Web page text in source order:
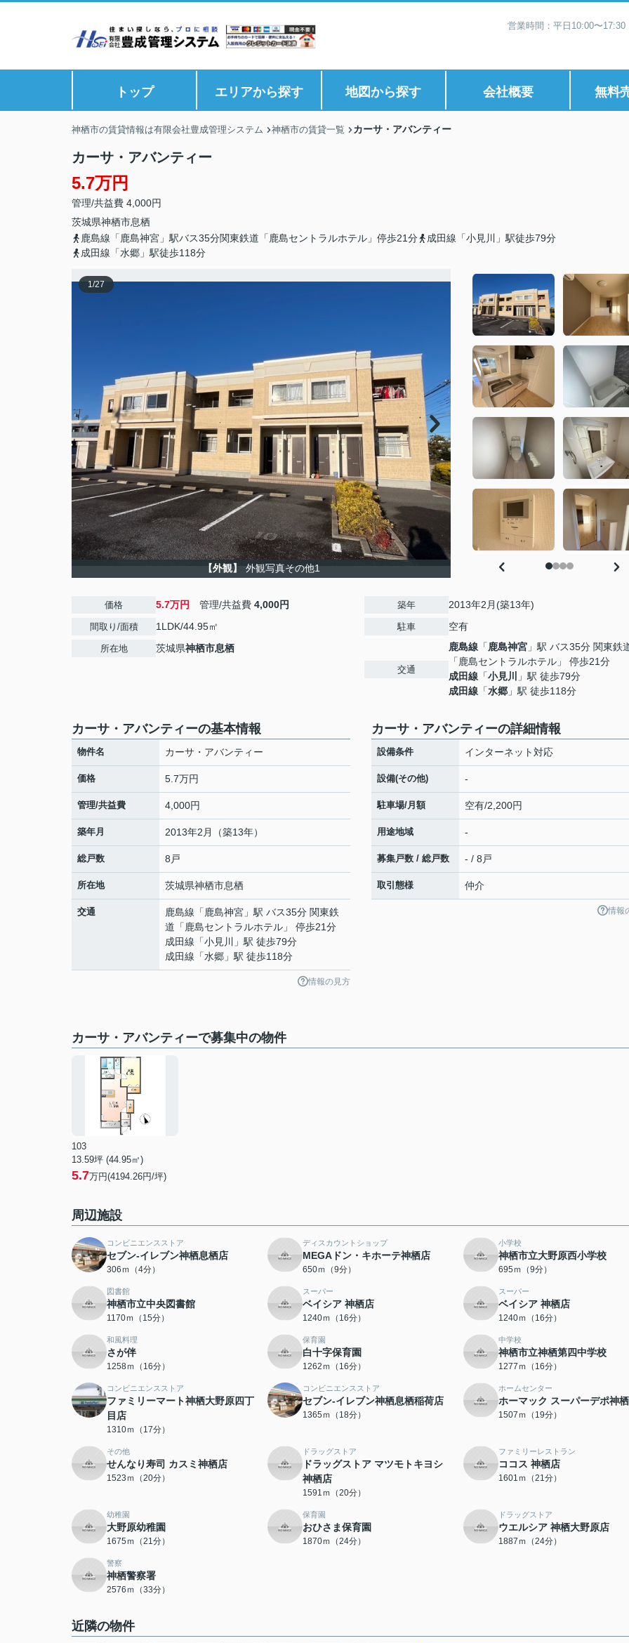
営業時間：平日10:00〜
トップ エリアから探す 地図から探す 会社概要 無料
神栖市の賃貸情報は有限会社豊成管理システム 神栖市の賃貸一覧 カーサ・アバンティー
カーサ・アバンティー
5.7万円
管理/共益費 4,000円
茨城県神栖市息栖
鹿島線「鹿島神宮」駅バス35分関東鉄道「鹿島セントラルホテル」停歩21分
成田線「小見川」駅徒歩79分
成田線「水郷」駅徒歩118分
1/27
【外観】 外観写真その他1
価格 5.7万円 管理/共益費 4,000円
間取り/面積 1LDK/44.95㎡
所在地 茨城県神栖市息栖
築年 2013年2月(築13年)
駐車 空有
交通
鹿島線 「 鹿島神宮 」駅 バス35分 関東鉄
「鹿島セントラルホテル」 停歩21分
成田線 「小見川
」駅 徒歩79分
成田線 「水郷 」駅 徒歩118分
カーサ・アバンティーの基本情報
物件名 カーサ・アバンティー
価格 5.7万円
管理/共益費 4,000円
築年月 2013年2月（築13年）
総戸数 8戸
所在地 茨城県神栖市息栖
交通 鹿島線 「 鹿島神宮 」駅 バス35分 関東鉄
道「鹿島セントラルホテル」 停歩21分
成田線 「小見川
」駅 徒歩79分
成田線 「水郷 」駅 徒歩118分
情報の見方
カーサ・アバンティーの詳細情報
設備条件 インターネット対応
設備(その他) -
駐車場/月額 空有/2,200円
用途地域 -
募集戸数 / 総戸数 - / 8戸
取引態様 仲介
情報
カーサ・アバンティーで募集中の物件
103
13.59坪 (44.95㎡)
5.7万円(4194.26円/坪)
周辺施設
コンビニエンスストア
セブン-イレブン神栖息栖店
306ｍ（4分）
ディスカウントショップ
MEGAドン・キホーテ神栖店
650ｍ（9分）
小学校
神栖市立大野原西小学校
695ｍ（9分）
図書館
神栖市立中央図書館
1170ｍ（15分）
スーパー
ベイシア 神栖店
1240ｍ（16分）
スーパー
ベイシア 神栖店
1240ｍ（16分）
和風料理
さが伴
1258ｍ（16分）
保育園
白十字保育園
1262ｍ（16分）
中学校
神栖市立神栖第四中学校
1277ｍ（16分）
コンビニエンスストア
ファミリーマート神栖大野原四丁
目店
1310ｍ（17分）
コンビニエンスストア
セブン-イレブン神栖息栖稲荷店
1365ｍ（18分）
ホームセンター
ホーマック スーパーデポ神
1507ｍ（19分）
その他
せんなり寿司 カスミ神栖店
1523ｍ（20分）
ドラッグストア
ドラッグストア マツモトキヨシ
神栖店
1591ｍ（20分）
ファミリーレストラン
ココス 神栖店
1601ｍ（21分）
幼稚園
大野原幼稚園
1675ｍ（21分）
保育園
おひさま保育園
1870ｍ（24分）
ドラッグストア
ウエルシア 神栖大野原店
1887ｍ（24分）
警察
神栖警察署
2576ｍ（33分）
近隣の物件